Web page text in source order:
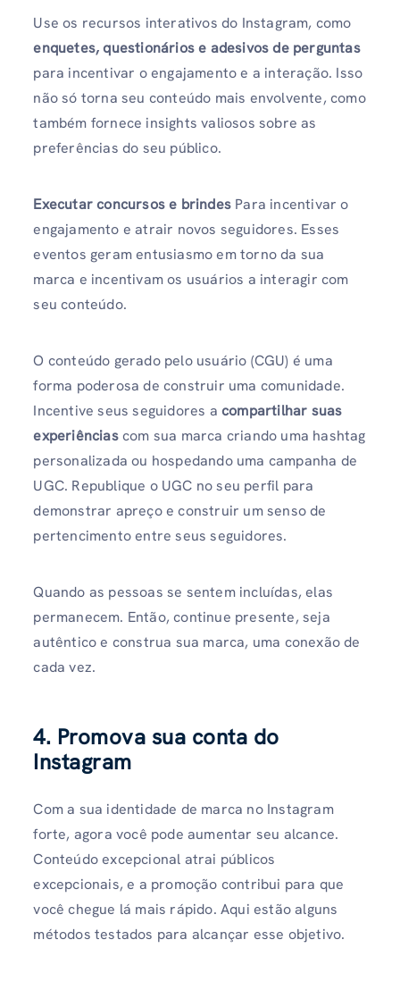
Use os recursos interativos do Instagram, como
enquetes, questionários e adesivos de perguntas
para incentivar o engajamento e a interação. Isso
não só torna seu conteúdo mais envolvente, como
também fornece insights valiosos sobre as
preferências do seu público.
Executar concursos e brindes Para incentivar o
engajamento e atrair novos seguidores. Esses
eventos geram entusiasmo em torno da sua
marca e incentivam os usuários a interagir com
seu conteúdo.
O conteúdo gerado pelo usuário (CGU) é uma
forma poderosa de construir uma comunidade.
Incentive seus seguidores a compartilhar suas
experiênciascom sua marca criando uma hashtag
personalizada ou hospedando uma campanha de
UGC. Republique o UGC no seu perfil para
demonstrar apreço e construir um senso de
pertencimento entre seus seguidores.
Quando as pessoas se sentem incluídas, elas
permanecem. Então, continue presente, seja
autêntico e construa sua marca, uma conexão de
cada vez.
4. Promova sua conta do
Instagram
Com a sua identidade de marca no Instagram
forte, agora você pode aumentar seu alcance.
Conteúdo excepcional atrai públicos
excepcionais, e a promoção contribui para que
você chegue lá mais rápido. Aqui estão alguns
métodos testados para alcançar esse objetivo.